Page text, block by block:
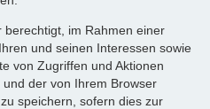
im Rahmen einer
und seinen Interessen sowie
von Zugriffen und Aktionen
der von Ihrem Browser
speichern, sofern dies zur